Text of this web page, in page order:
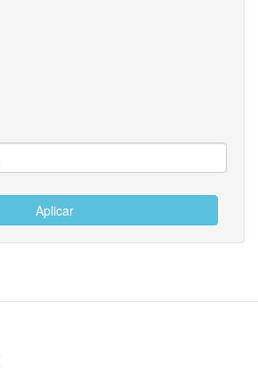
Aplicar